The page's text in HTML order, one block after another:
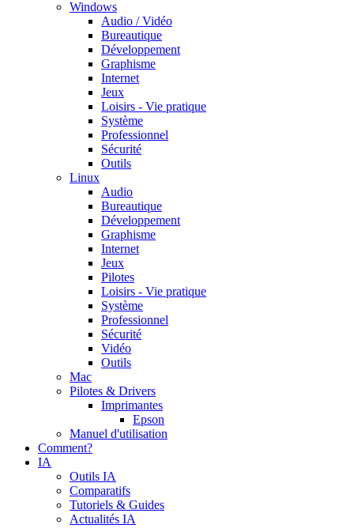
Windows
Audio / Vidéo
Bureautique
Développement
Graphisme
Internet
Jeux
Loisirs - Vie pratique
Système
Professionnel
Sécurité
Outils
Linux
Audio
Bureautique
Développement
Graphisme
Internet
Jeux
Pilotes
Loisirs - Vie pratique
Système
Professionnel
Sécurité
Vidéo
Outils
Mac
Pilotes & Drivers
Imprimantes
Epson
Manuel d'utilisation
Comment?
IA
Outils IA
Comparatifs
Tutoriels & Guides
Actualités IA